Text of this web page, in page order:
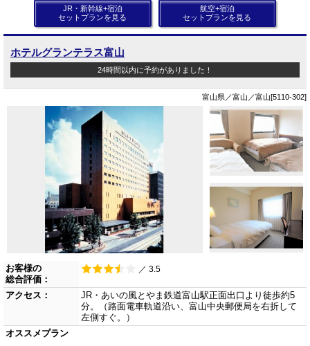
JR・新幹線+宿泊
セットプランを見る
航空+宿泊
セットプランを見る
ホテルグランテラス富山
24時間以内に予約がありました！
富山県／富山／富山[5110-302]
お客様の
総合評価：
／ 3.5
アクセス：
JR・あいの風とやま鉄道富山駅正面出口より徒歩約5
分。（路面電車軌道沿い、富山中央郵便局を右折して
左側すぐ。）
オススメプラン